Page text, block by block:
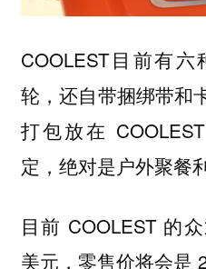
COOLEST目前有
轮，还自带捆绑带和
打包放在
定，绝对是户外聚餐
目前 COOLEST 的
美元，零售价将会是